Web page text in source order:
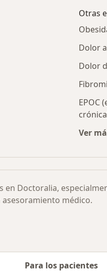
vesical por ciudad
Otras
Dolor
Dolor
EPOC
Ver
en Doctoralia,
médico.
Para los pacientes